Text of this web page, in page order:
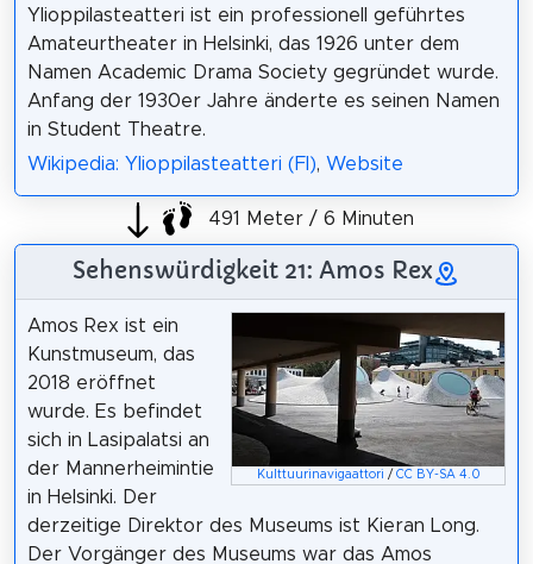
Ylioppilasteatteri ist ein professionell geführtes
Amateurtheater in Helsinki, das 1926 unter dem
Namen Academic Drama Society gegründet wurde.
Anfang der 1930er Jahre änderte es seinen Namen
in Student Theatre.
Wikipedia: Ylioppilasteatteri (FI), Website
491 Meter / 6 Minuten
Sehenswürdigkeit 21: Amos Rex
Kulttuurinavigaattori / CC BY-SA 4.0
Amos Rex ist ein
Kunstmuseum, das
2018 eröffnet
wurde. Es befindet
sich in Lasipalatsi an
der Mannerheimintie
in Helsinki. Der
derzeitige Direktor des Museums ist Kieran Long.
Der Vorgänger des Museums war das Amos